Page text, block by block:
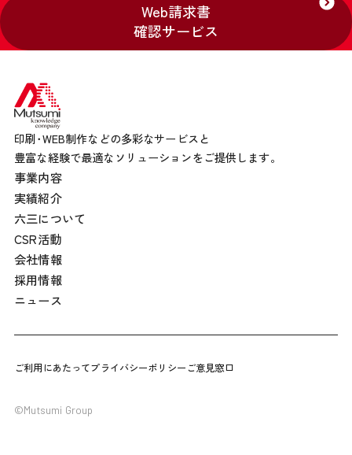
Web請求書
確認サービス
印刷･WEB制作などの多彩なサービスと
豊富な経験で最適なソリューションをご提供します。
事業内容
実績紹介
六三について
CSR活動
会社情報
採用情報
ニュース
ご利用にあたってプライバシーポリシーご意見窓口
©Mutsumi Group